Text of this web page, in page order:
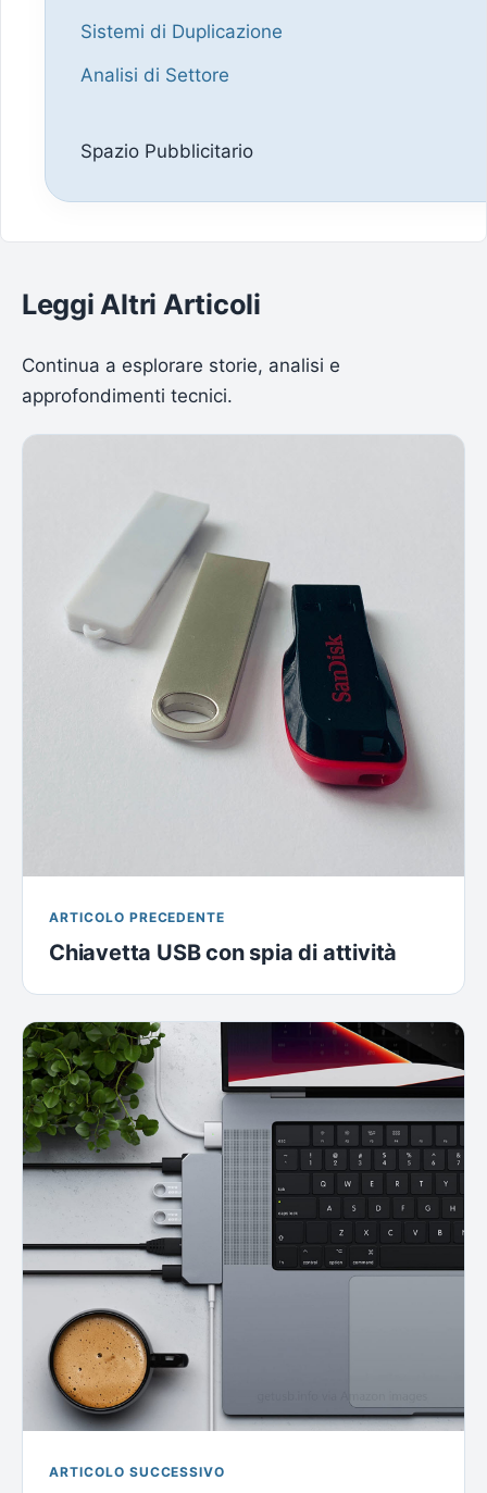
Sistemi di Duplicazione
Analisi di Settore
Spazio Pubblicitario
Leggi Altri Articoli
Continua a esplorare storie, analisi e
approfondimenti tecnici.
ARTICOLO PRECEDENTE
Chiavetta USB con spia di attività
ARTICOLO SUCCESSIVO